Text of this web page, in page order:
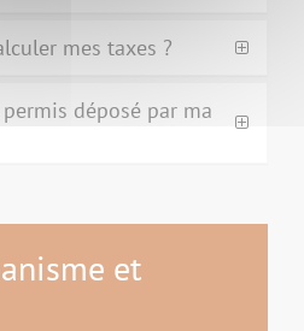
mes taxes ?
déposé par ma
et